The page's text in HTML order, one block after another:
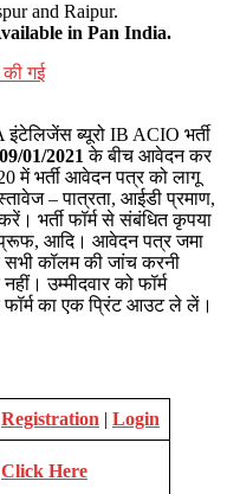
and Raipur.
in Pan India.
की गई
ब्यूरो IB ACIO भर्ती
09/01/2021के बीच आवेदन कर
में भर्ती आवेदन पत्र को लागू
– पात्रता, आईडी प्रमाण,
भर्ती फॉर्म से संबंधित कृपया
प्रूफ, आदि। आवेदन पत्र जमा
सभी कॉलम की जांच करनी
उम्मीदवार को फॉर्म
फॉर्म का एक प्रिंट आउट ले लें।
Registration | Login
Click Here